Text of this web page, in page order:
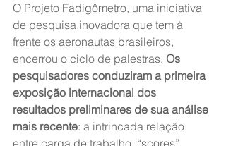
O Projeto Fadigômetro, uma iniciativa
de pesquisa inovadora que tem à
frente os aeronautas brasileiros,
encerrou o ciclo de palestras. Os
pesquisadores conduziram a primeira
exposição internacional dos
resultados preliminares de sua análise
mais recente: a intrincada relação
entre carga de trabalho, “scores”